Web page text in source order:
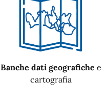
Banche dati geografiche e
cartografia